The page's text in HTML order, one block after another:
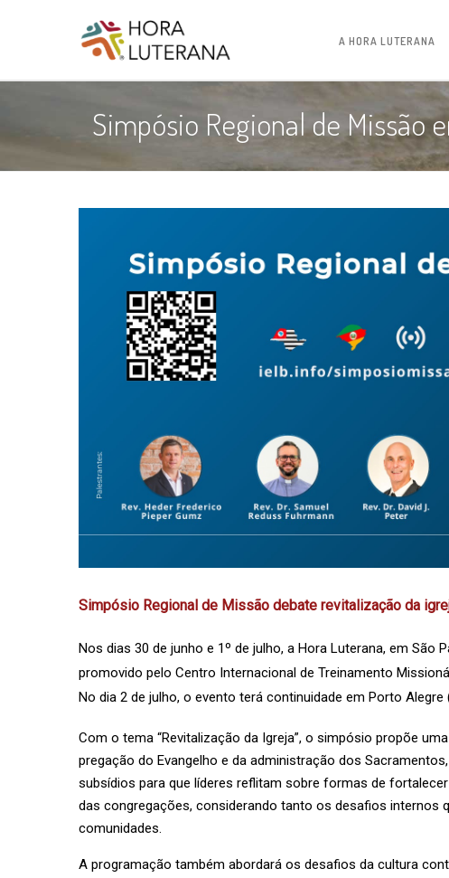
A HORA LUTERANA
Simpósio Regional de Missão
Simpósio Regional de Missão debate revitalização da
Nos dias 30 de junho e 1º de julho, a Hora Luterana, em São
promovido pelo Centro Internacional de Treinamento
No dia 2 de julho, o evento terá continuidade em Porto
Com o tema “Revitalização da Igreja”, o simpósio propõe
pregação do Evangelho e da administração dos
subsídios para que líderes reflitam sobre formas de
das congregações, considerando tanto os desafios internos
comunidades.
A programação também abordará os desafios da cultura